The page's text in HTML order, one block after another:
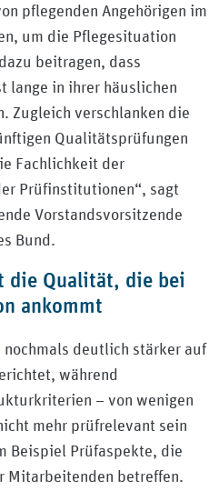
pflegenden Angehörigen im
um die Pflegesituation
beitragen, dass
lange in ihrer häuslichen
Zugleich verschlanken die
Qualitätsprüfungen
Fachlichkeit der
Prüfinstitutionen“, sagt
Vorstandsvorsitzende
Bund.
Qualität, die bei
ankommt
deutlich stärker auf
während
– von wenigen
mehr prüfrelevant sein
Beispiel Prüfaspekte, die
Mitarbeitenden betreffen.